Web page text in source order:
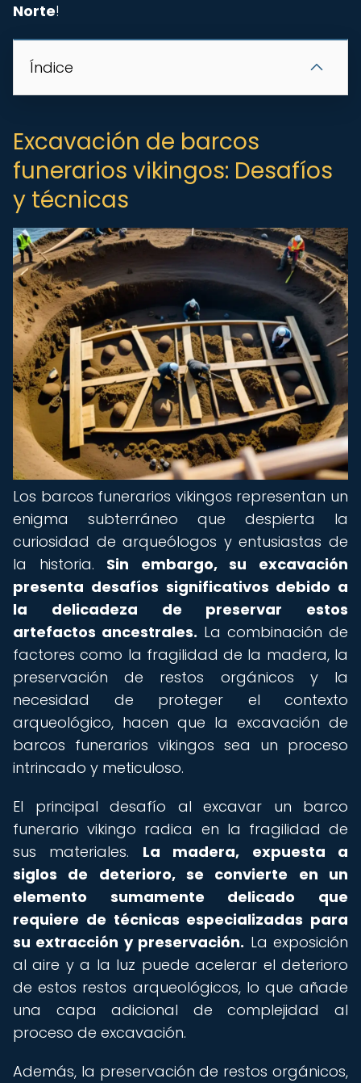
Norte!
Índice
Excavación de barcos
funerarios vikingos: Desafíos
y técnicas
Los barcos funerarios vikingos representan un
enigma subterráneo que despierta la
curiosidad de arqueólogos y entusiastas de
la historia. Sin embargo, su excavación
presenta desafíos significativos debido a
la delicadeza de preservar estos
artefactos ancestrales. La combinación de
factores como la fragilidad de la madera, la
preservación de restos orgánicos y la
necesidad de proteger el contexto
arqueológico, hacen que la excavación de
barcos funerarios vikingos sea un proceso
intrincado y meticuloso.
El principal desafío al excavar un barco
funerario vikingo radica en la fragilidad de
sus materiales. La madera, expuesta a
siglos de deterioro, se convierte en un
elemento sumamente delicado que
requiere de técnicas especializadas para
su extracción y preservación. La exposición
al aire y a la luz puede acelerar el deterioro
de estos restos arqueológicos, lo que añade
una capa adicional de complejidad al
proceso de excavación.
Además, la preservación de restos orgánicos,